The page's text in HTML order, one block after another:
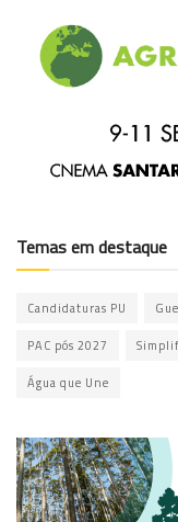
Temas em destaque
Candidaturas PU
PAC pós 2027
Água que Une